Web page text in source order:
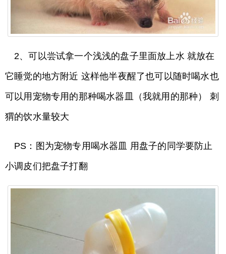
2、可以尝试拿一个浅浅的盘子里面放上水 就放在
它睡觉的地方附近 这样他半夜醒了也可以随时喝水也
可以用宠物专用的那种喝水器皿（我就用的那种） 刺
猬的饮水量较大
PS：图为宠物专用喝水器皿 用盘子的同学要防止
小调皮们把盘子打翻